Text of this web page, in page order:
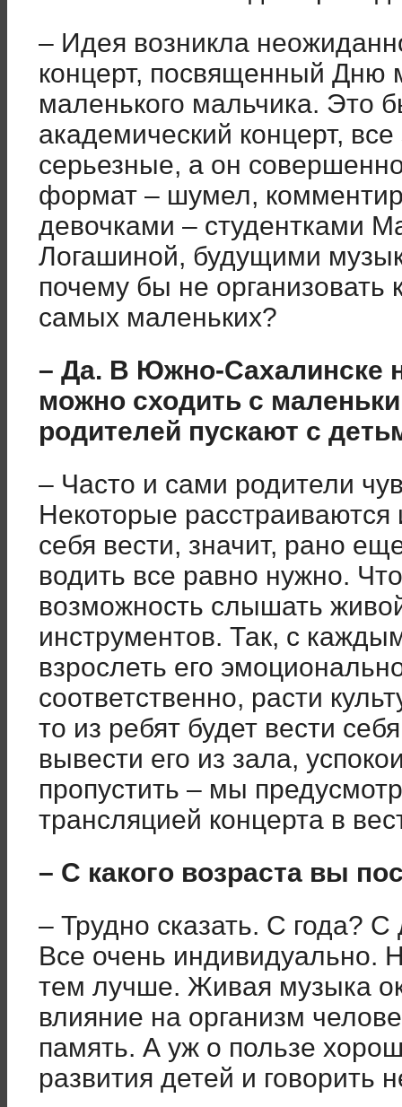
– Идея возникла
концерт, посвященный Дню
маленького мальчика. Это
академический концерт,
серьезные, а он
формат – шумел,
девочками – студентками
Логашиной, будущими
почему бы не организовать
самых маленьких?
– Да. В Южно-Сахалинске
можно сходить с
родителей пускают с
– Часто и сами родители
Некоторые
себя вести, значит, рано
водить все равно нужно.
возможность слышать
инструментов. Так, с
взрослеть его
соответственно, расти
то из ребят будет вести
вывести его из зала,
пропустить – мы
трансляцией концерта в
– С какого возраста вы
– Трудно сказать. С года?
Все очень
тем лучше. Живая музыка
влияние на организм
память. А уж о пользе
развития детей и говорить